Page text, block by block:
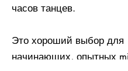
часов танцев.
Это хороший выбор для
начинающих, опытных